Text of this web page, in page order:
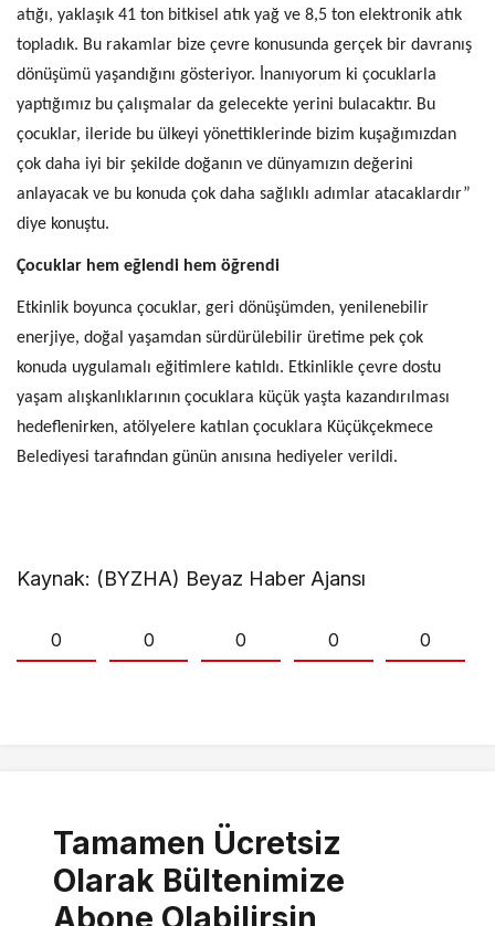
atığı, yaklaşık 41 ton bitkisel atık yağ ve 8,5 ton elektronik atık
topladık. Bu rakamlar bize çevre konusunda gerçek bir davranış
dönüşümü yaşandığını gösteriyor. İnanıyorum ki çocuklarla
yaptığımız bu çalışmalar da gelecekte yerini bulacaktır. Bu
çocuklar, ileride bu ülkeyi yönettiklerinde bizim kuşağımızdan
çok daha iyi bir şekilde doğanın ve dünyamızın değerini
anlayacak ve bu konuda çok daha sağlıklı adımlar atacaklardır”
diye konuştu.
Çocuklar hem eğlendi hem öğrendi
Etkinlik boyunca çocuklar, geri dönüşümden, yenilenebilir
enerjiye, doğal yaşamdan sürdürülebilir üretime pek çok
konuda uygulamalı eğitimlere katıldı. Etkinlikle çevre dostu
yaşam alışkanlıklarının çocuklara küçük yaşta kazandırılması
hedeflenirken, atölyelere katılan çocuklara Küçükçekmece
Belediyesi tarafından günün anısına hediyeler verildi.
Kaynak: (BYZHA) Beyaz Haber Ajansı
0 0 0 0 0
Tamamen Ücretsiz
Olarak Bültenimize